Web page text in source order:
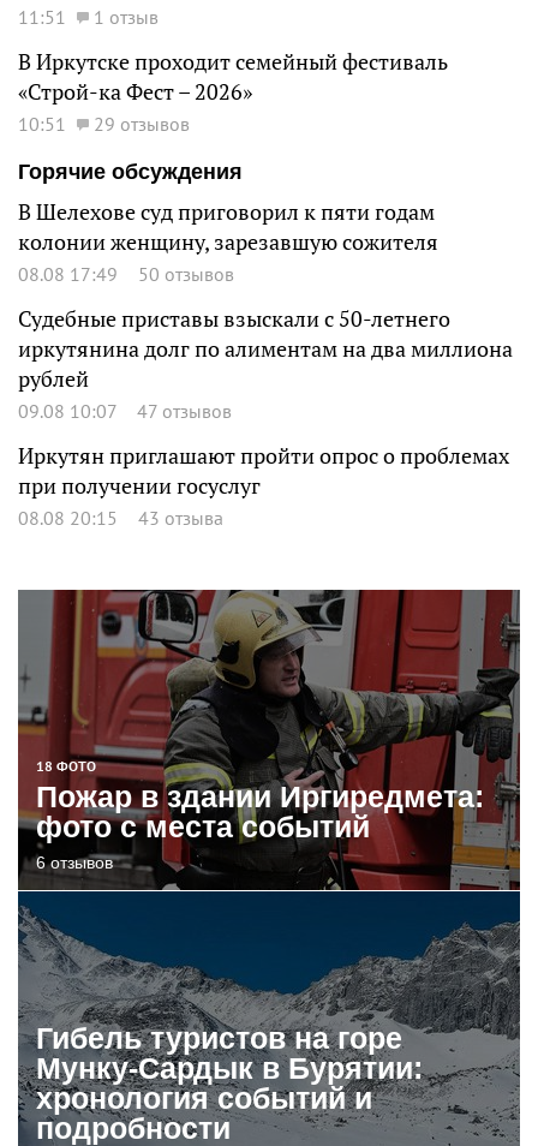
11:51 1 отзыв
В Иркутске проходит семейный фестиваль
«Строй-ка Фест – 2026»
10:51
29 отзывов
Горячие обсуждения
В Шелехове суд приговорил к пяти годам
колонии женщину, зарезавшую сожителя
08.08 17:49 50 отзывов
Судебные приставы взыскали с 50-летнего
иркутянина долг по алиментам на два миллиона
рублей
09.08 10:07 47 отзывов
Иркутян приглашают пройти опрос о проблемах
при получении госуслуг
08.08 20:15 43 отзыва
18 ФОТО
Пожар в здании Иргиредмета:
фото с места событий
6 отзывов
Гибель туристов на горе
Мунку-Сардык в Бурятии:
хронология событий и
подробности